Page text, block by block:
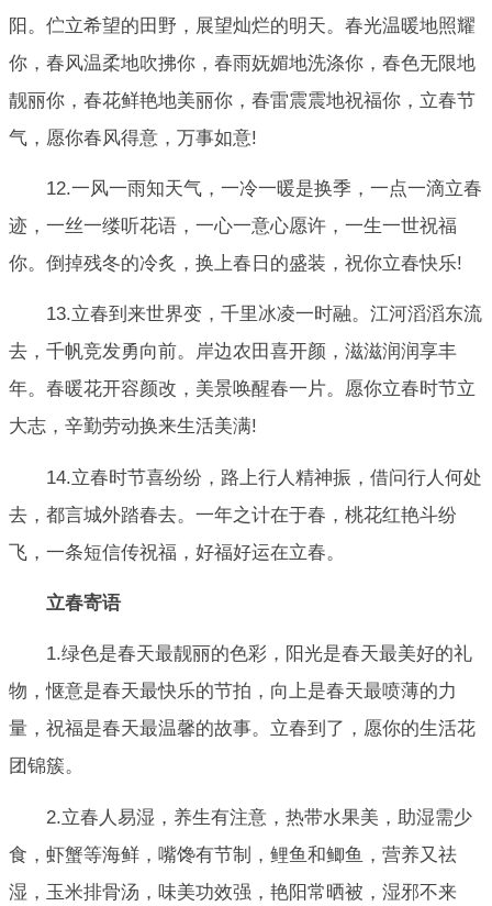
阳。伫立希望的田野，展望灿烂的明天。春光温暖地照耀
你，春风温柔地吹拂你，春雨妩媚地洗涤你，春色无限地
靓丽你，春花鲜艳地美丽你，春雷震震地祝福你，立春节
气，愿你春风得意，万事如意!
12.一风一雨知天气，一冷一暖是换季，一点一滴立春
迹，一丝一缕听花语，一心一意心愿许，一生一世祝福
你。倒掉残冬的冷炙，换上春日的盛装，祝你立春快乐!
13.立春到来世界变，千里冰凌一时融。江河滔滔东流
去，千帆竞发勇向前。岸边农田喜开颜，滋滋润润享丰
年。春暖花开容颜改，美景唤醒春一片。愿你立春时节立
大志，辛勤劳动换来生活美满!
14.立春时节喜纷纷，路上行人精神振，借问行人何处
去，都言城外踏春去。一年之计在于春，桃花红艳斗纷
飞，一条短信传祝福，好福好运在立春。
立春寄语
1.绿色是春天最靓丽的色彩，阳光是春天最美好的礼
物，惬意是春天最快乐的节拍，向上是春天最喷薄的力
量，祝福是春天最温馨的故事。立春到了，愿你的生活花
团锦簇。
2.立春人易湿，养生有注意，热带水果美，助湿需少
食，虾蟹等海鲜，嘴馋有节制，鲤鱼和鲫鱼，营养又祛
湿，玉米排骨汤，味美功效强，艳阳常晒被，湿邪不来